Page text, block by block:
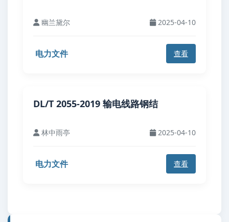
幽兰黛尔 2025-04-10
电力文件 查看
DL/T 2055-2019 输电线路钢结
林中雨亭 2025-04-10
电力文件 查看